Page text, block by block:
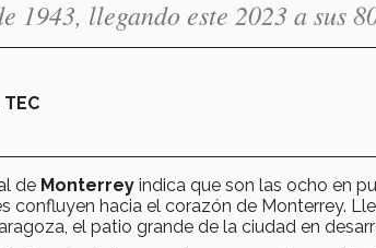
1943, llegando este 2023 a sus
TEC
de Monterrey indica que son las ocho en
confluyen hacia el corazón de Monterrey.
el patio grande de la ciudad en